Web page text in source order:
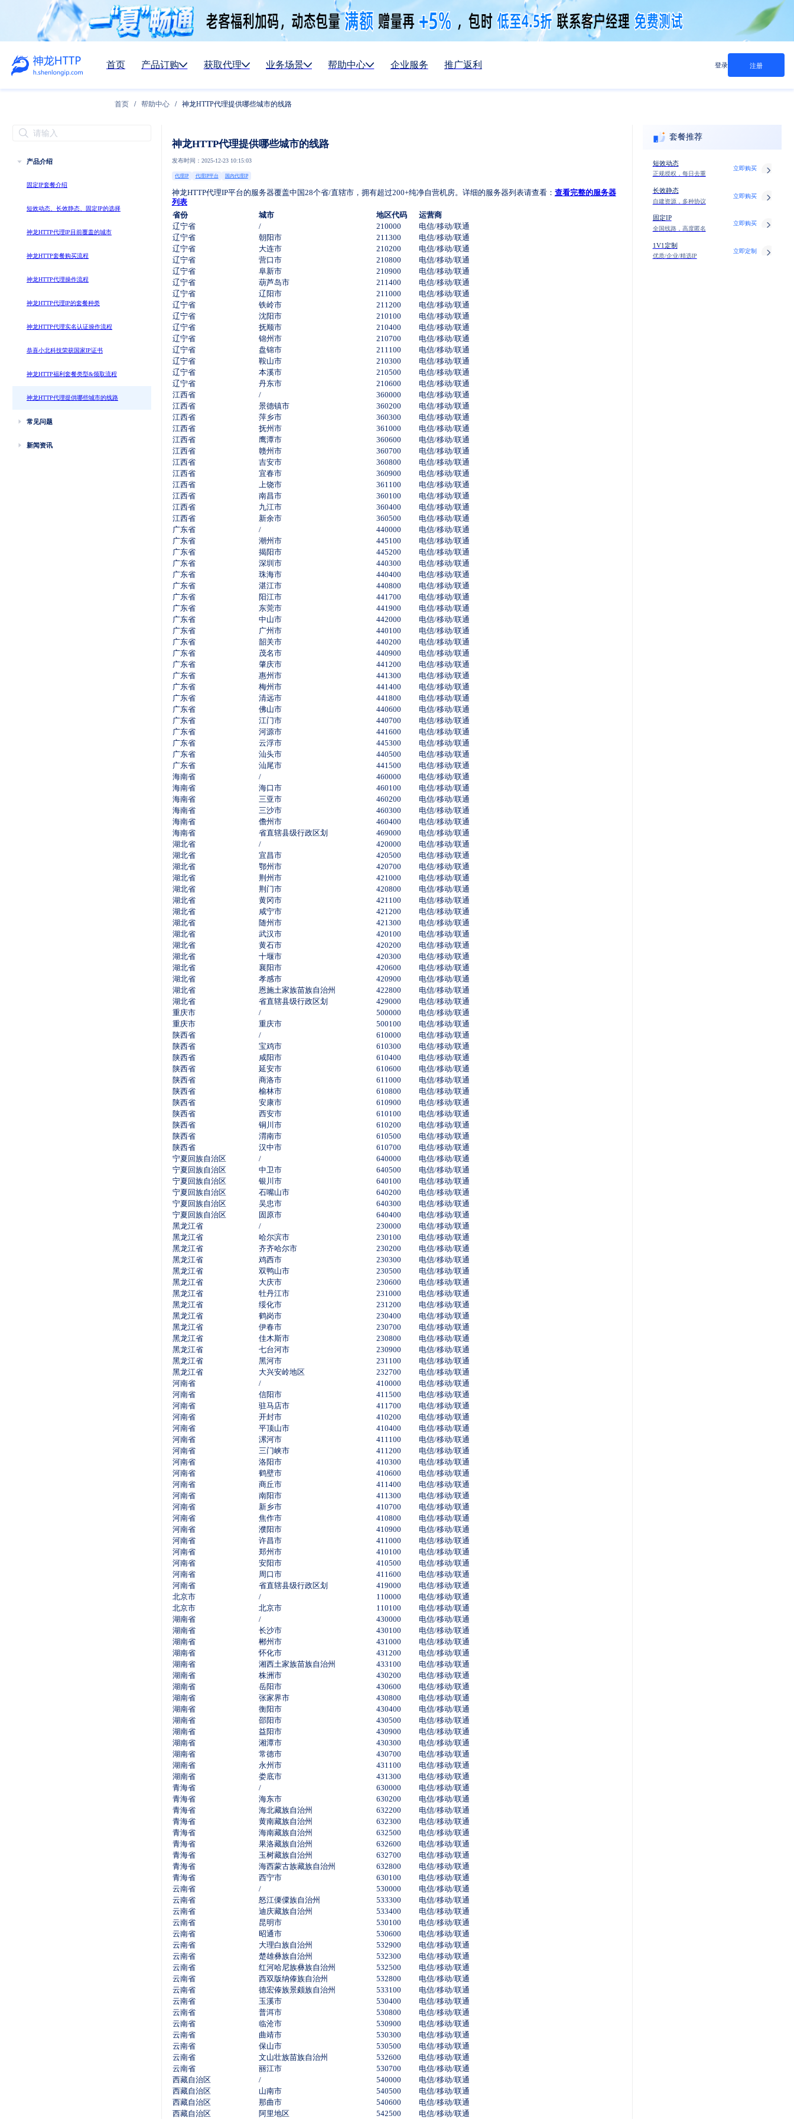
首页 产品订购 获取代理 业务场景 帮助中心 企业服务 推广返利 登录 注册
首页 / 帮助中心 / 神龙HTTP代理提供哪些城市的线路
产品介绍
短效动态IP套餐介绍
静态长效IP套餐介绍
固定IP套餐介绍
短效动态、长效静态、固定IP的选择
神龙HTTP代理IP目前覆盖的城市
神龙HTTP套餐购买流程
神龙HTTP代理操作流程
神龙HTTP代理IP的套餐种类
神龙HTTP代理实名认证操作流程
恭喜小北科技荣获国家IP证书
神龙HTTP福利套餐类型&领取流程
神龙HTTP代理提供哪些城市的线路
常见问题
新闻资讯
神龙HTTP代理提供哪些城市的线路
发布时间：2025-12-23 10:15:03
代理IP 代理IP平台 国内代理IP
神龙HTTP代理IP平台的服务器覆盖中国28个省/直辖市，拥有超过200+纯净自营机房。详细的服务器列表请查看： 查看完整的服务器
列表
省份
城市 地区代码
运营商
辽宁省
/ 210000
电信/移动/联通
辽宁省
朝阳市 211300
电信/移动/联通
辽宁省
大连市 210200
电信/移动/联通
辽宁省
营口市 210800
电信/移动/联通
辽宁省
阜新市 210900
电信/移动/联通
辽宁省
葫芦岛市 211400
电信/移动/联通
辽宁省
辽阳市 211000
电信/移动/联通
辽宁省
铁岭市 211200
电信/移动/联通
辽宁省
沈阳市 210100
电信/移动/联通
辽宁省
抚顺市 210400
电信/移动/联通
辽宁省
锦州市 210700
电信/移动/联通
辽宁省
盘锦市 211100
电信/移动/联通
辽宁省
鞍山市 210300
电信/移动/联通
辽宁省
本溪市 210500
电信/移动/联通
辽宁省
丹东市 210600
电信/移动/联通
江西省
/ 360000
电信/移动/联通
江西省
景德镇市 360200
电信/移动/联通
江西省
萍乡市 360300
电信/移动/联通
江西省
抚州市 361000
电信/移动/联通
江西省
鹰潭市 360600
电信/移动/联通
江西省
赣州市 360700
电信/移动/联通
江西省
吉安市 360800
电信/移动/联通
江西省
宜春市 360900
电信/移动/联通
江西省
上饶市 361100
电信/移动/联通
江西省
南昌市 360100
电信/移动/联通
江西省
九江市 360400
电信/移动/联通
江西省
新余市 360500
电信/移动/联通
广东省
/ 440000
电信/移动/联通
广东省
潮州市 445100
电信/移动/联通
广东省
揭阳市 445200
电信/移动/联通
广东省
深圳市 440300
电信/移动/联通
广东省
珠海市 440400
电信/移动/联通
广东省
湛江市 440800
电信/移动/联通
广东省
阳江市 441700
电信/移动/联通
广东省
东莞市 441900
电信/移动/联通
广东省
中山市 442000
电信/移动/联通
广东省
广州市 440100
电信/移动/联通
广东省
韶关市 440200
电信/移动/联通
广东省
茂名市 440900
电信/移动/联通
广东省
肇庆市 441200
电信/移动/联通
广东省
惠州市 441300
电信/移动/联通
广东省
梅州市 441400
电信/移动/联通
广东省
清远市 441800
电信/移动/联通
广东省
佛山市 440600
电信/移动/联通
广东省
江门市 440700
电信/移动/联通
广东省
河源市 441600
电信/移动/联通
广东省
云浮市 445300
电信/移动/联通
广东省
汕头市 440500
电信/移动/联通
广东省
汕尾市 441500
电信/移动/联通
海南省
/ 460000
电信/移动/联通
海南省
海口市 460100
电信/移动/联通
海南省
三亚市 460200
电信/移动/联通
海南省
三沙市 460300
电信/移动/联通
海南省
儋州市 460400
电信/移动/联通
海南省
省直辖县级行政区划 469000
电信/移动/联通
湖北省
/ 420000
电信/移动/联通
湖北省
宜昌市 420500
电信/移动/联通
湖北省
鄂州市 420700
电信/移动/联通
湖北省
荆州市 421000
电信/移动/联通
湖北省
荆门市 420800
电信/移动/联通
湖北省
黄冈市 421100
电信/移动/联通
湖北省
咸宁市 421200
电信/移动/联通
湖北省
随州市 421300
电信/移动/联通
湖北省
武汉市 420100
电信/移动/联通
湖北省
黄石市 420200
电信/移动/联通
湖北省
十堰市 420300
电信/移动/联通
湖北省
襄阳市 420600
电信/移动/联通
湖北省
孝感市 420900
电信/移动/联通
湖北省
恩施土家族苗族自治州 422800
电信/移动/联通
湖北省
省直辖县级行政区划 429000
电信/移动/联通
重庆市
/ 500000
电信/移动/联通
重庆市
重庆市 500100
电信/移动/联通
陕西省
/ 610000
电信/移动/联通
陕西省
宝鸡市 610300
电信/移动/联通
陕西省
咸阳市 610400
电信/移动/联通
陕西省
延安市 610600
电信/移动/联通
陕西省
商洛市 611000
电信/移动/联通
陕西省
榆林市 610800
电信/移动/联通
陕西省
安康市 610900
电信/移动/联通
陕西省
西安市 610100
电信/移动/联通
陕西省
铜川市 610200
电信/移动/联通
陕西省
渭南市 610500
电信/移动/联通
陕西省
汉中市 610700
电信/移动/联通
宁夏回族自治区
/ 640000
电信/移动/联通
宁夏回族自治区
中卫市 640500
电信/移动/联通
宁夏回族自治区
银川市 640100
电信/移动/联通
宁夏回族自治区
石嘴山市 640200
电信/移动/联通
宁夏回族自治区
吴忠市 640300
电信/移动/联通
宁夏回族自治区
固原市 640400
电信/移动/联通
黑龙江省
/ 230000
电信/移动/联通
黑龙江省
哈尔滨市 230100
电信/移动/联通
黑龙江省
齐齐哈尔市 230200
电信/移动/联通
黑龙江省
鸡西市 230300
电信/移动/联通
黑龙江省
双鸭山市 230500
电信/移动/联通
黑龙江省
大庆市 230600
电信/移动/联通
黑龙江省
牡丹江市 231000
电信/移动/联通
黑龙江省
绥化市 231200
电信/移动/联通
黑龙江省
鹤岗市 230400
电信/移动/联通
黑龙江省
伊春市 230700
电信/移动/联通
黑龙江省
佳木斯市 230800
电信/移动/联通
黑龙江省
七台河市 230900
电信/移动/联通
黑龙江省
黑河市 231100
电信/移动/联通
黑龙江省
大兴安岭地区 232700
电信/移动/联通
河南省
/ 410000
电信/移动/联通
河南省
信阳市 411500
电信/移动/联通
河南省
驻马店市 411700
电信/移动/联通
河南省
开封市 410200
电信/移动/联通
河南省
平顶山市 410400
电信/移动/联通
河南省
漯河市 411100
电信/移动/联通
河南省
三门峡市 411200
电信/移动/联通
河南省
洛阳市 410300
电信/移动/联通
河南省
鹤壁市 410600
电信/移动/联通
河南省
商丘市 411400
电信/移动/联通
河南省
南阳市 411300
电信/移动/联通
河南省
新乡市 410700
电信/移动/联通
河南省
焦作市 410800
电信/移动/联通
河南省
濮阳市 410900
电信/移动/联通
河南省
许昌市 411000
电信/移动/联通
河南省
郑州市 410100
电信/移动/联通
河南省
安阳市 410500
电信/移动/联通
河南省
周口市 411600
电信/移动/联通
河南省
省直辖县级行政区划 419000
电信/移动/联通
北京市
/ 110000
电信/移动/联通
北京市
北京市 110100
电信/移动/联通
湖南省
/ 430000
电信/移动/联通
湖南省
长沙市 430100
电信/移动/联通
湖南省
郴州市 431000
电信/移动/联通
湖南省
怀化市 431200
电信/移动/联通
湖南省
湘西土家族苗族自治州 433100
电信/移动/联通
湖南省
株洲市 430200
电信/移动/联通
湖南省
岳阳市 430600
电信/移动/联通
湖南省
张家界市 430800
电信/移动/联通
湖南省
衡阳市 430400
电信/移动/联通
湖南省
邵阳市 430500
电信/移动/联通
湖南省
益阳市 430900
电信/移动/联通
湖南省
湘潭市 430300
电信/移动/联通
湖南省
常德市 430700
电信/移动/联通
湖南省
永州市 431100
电信/移动/联通
湖南省
娄底市 431300
电信/移动/联通
青海省
/ 630000
电信/移动/联通
青海省
海东市 630200
电信/移动/联通
青海省
海北藏族自治州 632200
电信/移动/联通
青海省
黄南藏族自治州 632300
电信/移动/联通
青海省
海南藏族自治州 632500
电信/移动/联通
青海省
果洛藏族自治州 632600
电信/移动/联通
青海省
玉树藏族自治州 632700
电信/移动/联通
青海省
海西蒙古族藏族自治州 632800
电信/移动/联通
青海省
西宁市 630100
电信/移动/联通
云南省
/ 530000
电信/移动/联通
云南省
怒江傈僳族自治州 533300
电信/移动/联通
云南省
迪庆藏族自治州 533400
电信/移动/联通
云南省
昆明市 530100
电信/移动/联通
云南省
昭通市 530600
电信/移动/联通
云南省
大理白族自治州 532900
电信/移动/联通
云南省
楚雄彝族自治州 532300
电信/移动/联通
云南省
红河哈尼族彝族自治州 532500
电信/移动/联通
云南省
西双版纳傣族自治州 532800
电信/移动/联通
云南省
德宏傣族景颇族自治州 533100
电信/移动/联通
云南省
玉溪市 530400
电信/移动/联通
云南省
普洱市 530800
电信/移动/联通
云南省
临沧市 530900
电信/移动/联通
云南省
曲靖市 530300
电信/移动/联通
云南省
保山市 530500
电信/移动/联通
云南省
文山壮族苗族自治州 532600
电信/移动/联通
云南省
丽江市 530700
电信/移动/联通
西藏自治区
/ 540000
电信/移动/联通
西藏自治区
山南市 540500
电信/移动/联通
西藏自治区
那曲市 540600
电信/移动/联通
西藏自治区
阿里地区 542500 电信/移动/联通
套餐推荐
短效动态
正规授权，每日去重
立即购买
长效静态
自建资源，多种协议
立即购买
固定IP
全国线路，高度匿名
立即购买
1V1定制
优质/企业/精选IP
立即定制